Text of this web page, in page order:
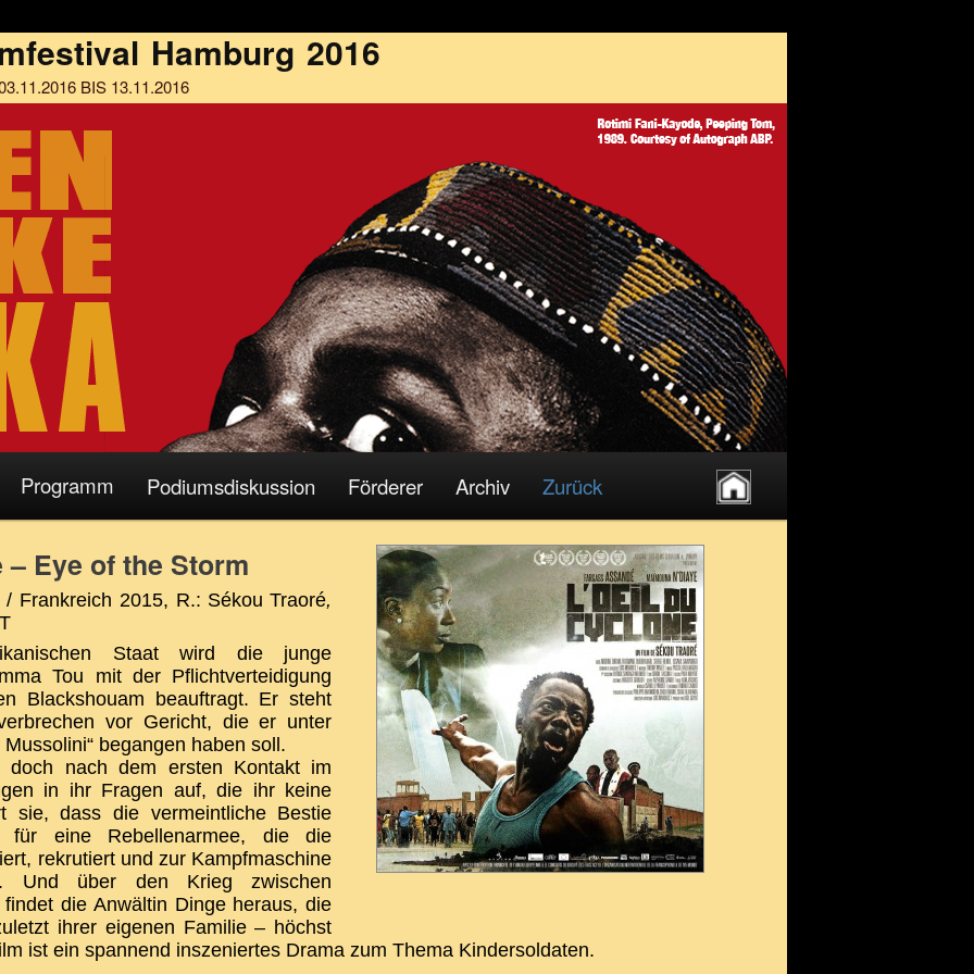
Programm Podiumsdiskussion Förderer Archiv Zurück
Eye of the Storm
Frankreich 2015, R.: Sékou Traoré,
Staat wird die junge
Tou mit der Pflichtverteidigung
Blackshouam beauftragt. Er steht
vor Gericht, die er unter
begangen haben soll.
doch nach dem ersten Kontakt im
in ihr Fragen auf, die ihr keine
sie, dass die vermeintliche Bestie
für eine Rebellenarmee, die die
rekrutiert und zur Kampfmaschine
Und über den Krieg zwischen
die Anwältin Dinge heraus, die
ihrer eigenen Familie – höchst
ist ein spannend inszeniertes Drama zum Thema Kindersoldaten.